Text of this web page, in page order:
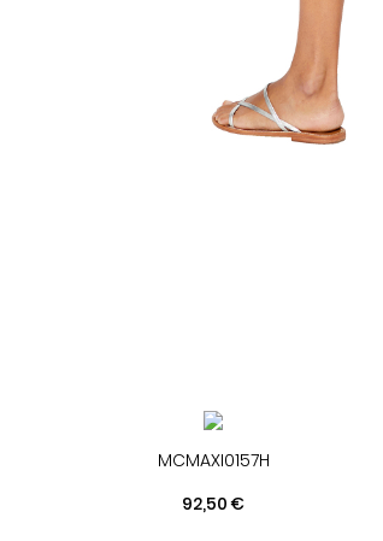
MCMAXI0157H
Prix
92,50 €